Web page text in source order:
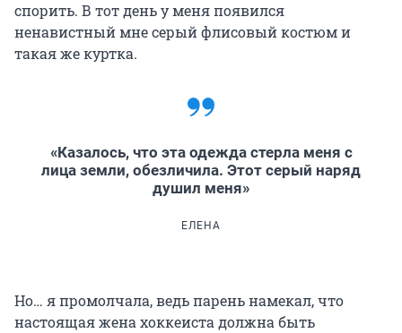
спорить. В тот день у меня появился
ненавистный мне серый флисовый костюм и
такая же куртка.
«Казалось, что эта одежда стерла меня с
лица земли, обезличила. Этот серый наряд
душил меня»
ЕЛЕНА
Но… я промолчала, ведь парень намекал, что
настоящая жена хоккеиста должна быть